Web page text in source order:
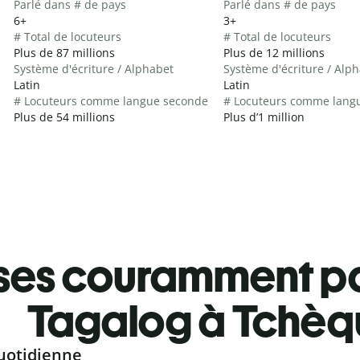
Parlé dans # de pays
6+
# Total de locuteurs
Plus de 87 millions
Système d'écriture / Alphabet
Latin
# Locuteurs comme langue seconde
Plus de 54 millions
Parlé dans # de pays
3+
# Total de locuteurs
Plus de 12 millions
Système d'écriture /
Latin
# Locuteurs comme
Plus d’1 million
couramment
Tagalog à